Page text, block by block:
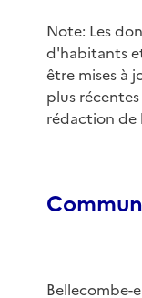
Note: Les
d'habitants
être mises à
plus
rédaction de
Bellecombe-